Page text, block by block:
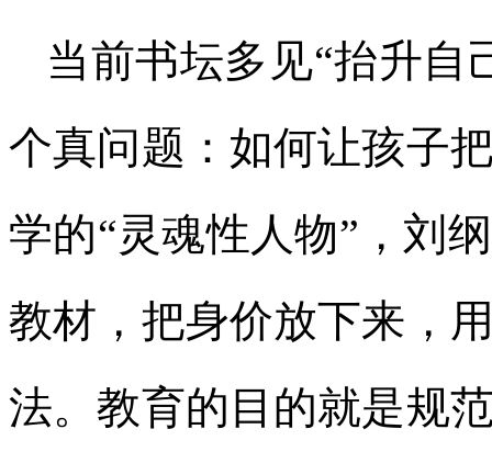
当前书坛多见“抬升自
个真问题：如何让孩子
学的“灵魂性人物”，刘
教材，把身价放下来，
法。教育的目的就是规